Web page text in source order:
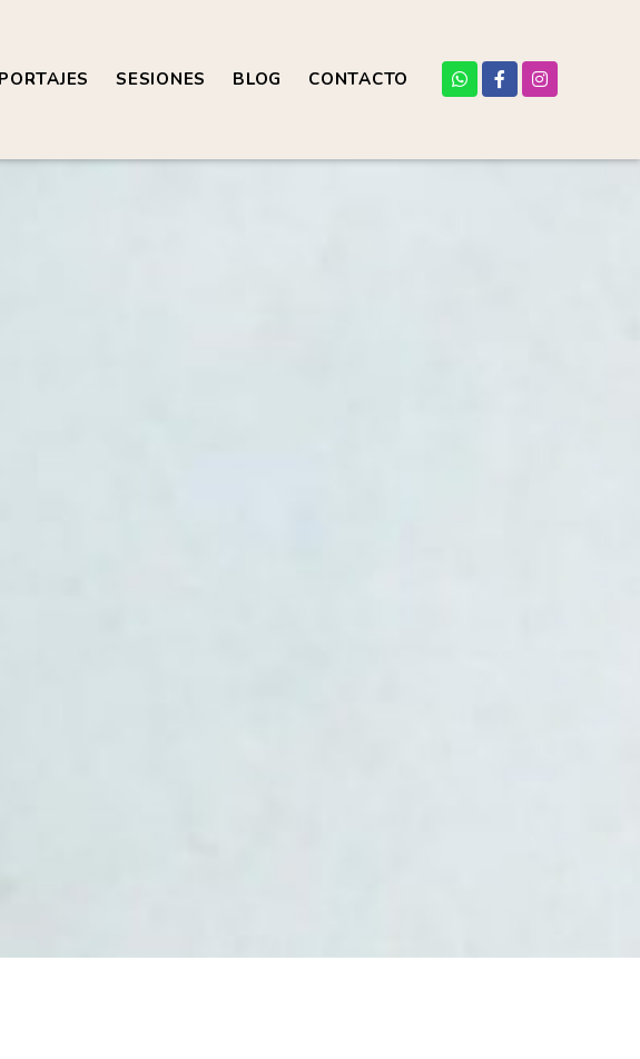
SESIONES BLOG CONTACTO